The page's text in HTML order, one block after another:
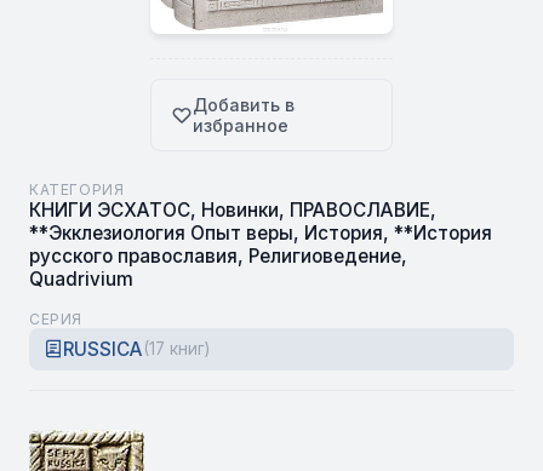
Добавить в
избранное
КАТЕГОРИЯ
КНИГИ ЭСХАТОС, Новинки, ПРАВОСЛАВИЕ,
**Экклезиология Опыт веры, История, **История
русского православия, Религиоведение,
Quadrivium
СЕРИЯ
RUSSICA(17 книг)